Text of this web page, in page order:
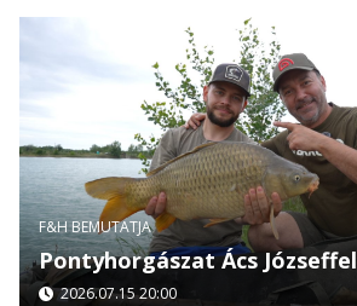
F&H BEMUTATJA
Pontyhorgászat Ács Józseffel
2026.07.15 20:00